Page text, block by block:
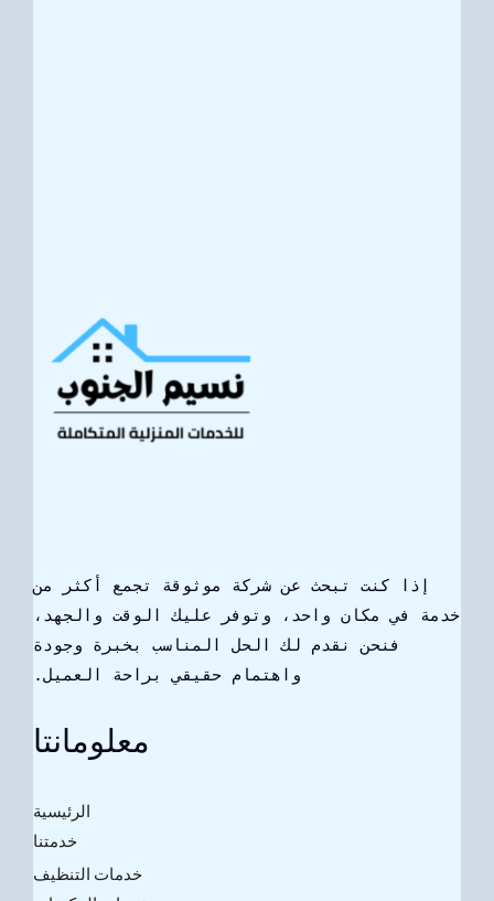
إذا كنت تبحث عن شركة موثوقة تجمع أكثر من
خدمة في مكان واحد، وتوفر عليك الوقت والجهد،
فنحن نقدم لك الحل المناسب بخبرة وجودة
واهتمام حقيقي براحة العميل.
معلومانتا
الرئيسية
خدمتنا
خدمات التنظيف